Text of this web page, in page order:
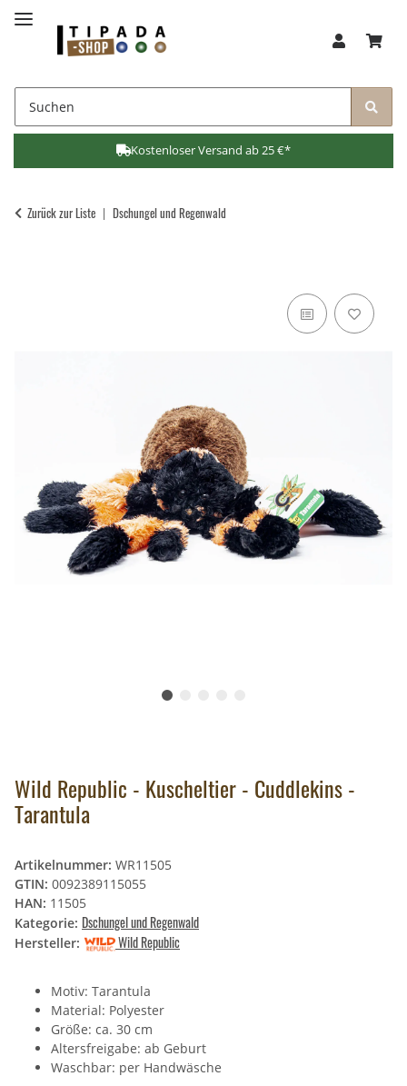
Kostenloser Versand ab 25 €*
Zurück zur Liste Dschungel und Regenwald
Wild Republic - Kuscheltier - Cuddlekins -
Tarantula
Artikelnummer: WR11505
GTIN: 0092389115055
HAN: 11505
Kategorie: Dschungel und Regenwald
Hersteller: Wild Republic
Motiv: Tarantula
Material: Polyester
Größe: ca. 30 cm
Altersfreigabe: ab Geburt
Waschbar: per Handwäsche